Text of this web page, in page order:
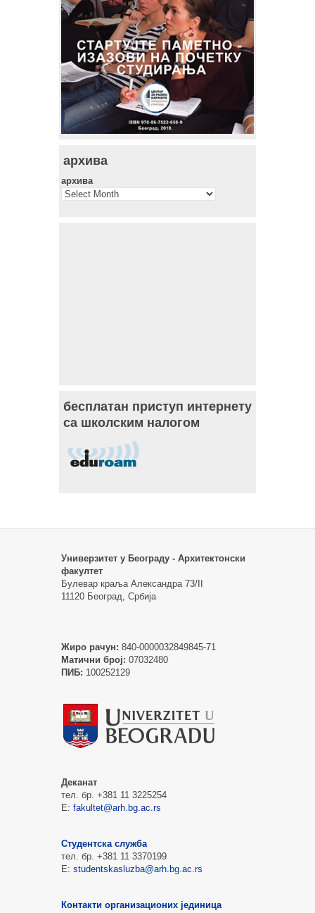
архива
архива
бесплатан приступ интернету
са школским налогом
Универзитет у Београду - Архитектонски
факултет
Булевар краља Александра 73/II
11120 Београд, Србија
Жиро рачун: 840-0000032849845-71
Матични број: 07032480
ПИБ: 100252129
Деканат
тел. бр. +381 11 3225254
Е: fakultet@arh.bg.ac.rs
Студентска служба
тел. бр. +381 11 3370199
Е: studentskasluzba@arh.bg.ac.rs
Контакти организационих јединица